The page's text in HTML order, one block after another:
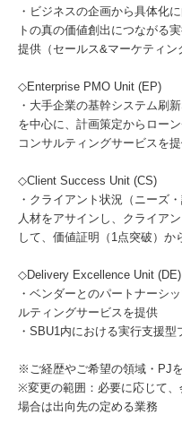
・ビジネスの企画から具体化
トの真の価値創出につながる
提供（セールス&マーケティン
◇Enterprise PMO Unit (EP)
・大手企業の基幹システム刷
を中心に、計画策定からロー
コンサルティングサービスを
◇Client Success Unit (CS)
・クライアント状況（ニーズ
人材をアサインし、クライア
して、価値証明（1点突破）
◇Delivery Excellence Unit (DE)
・ベンダーとのパートナーシ
ルティングサービスを提供
・SBU1内における実行支援
※ご経歴やご希望の領域・PJ
※変更の範囲：必要に応じて
場合は出向先の定める業務